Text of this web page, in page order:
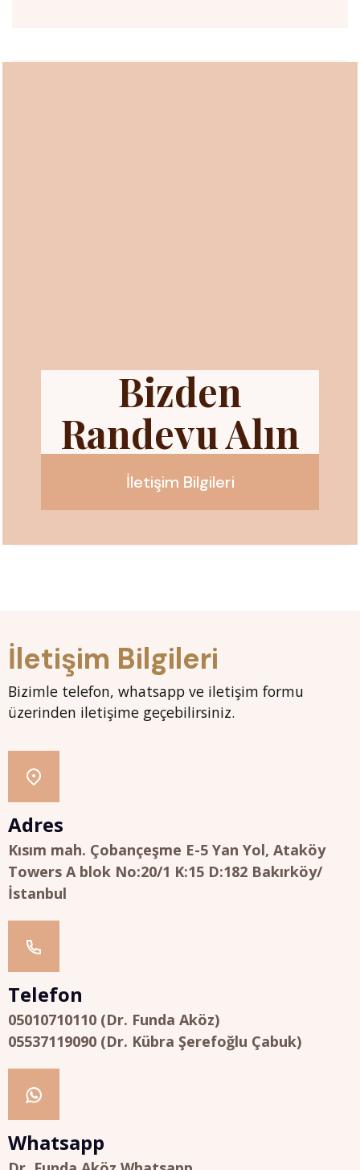
Bizden
Randevu Alın
İletişim Bilgileri
İletişim Bilgileri
Bizimle telefon, whatsapp ve iletişim formu
üzerinden iletişime geçebilirsiniz.
Adres
Kısım mah. Çobançeşme E-5 Yan Yol, Ataköy
Towers A blok No:20/1 K:15 D:182 Bakırköy/
İstanbul
Telefon
05010710110 (Dr. Funda Aköz)
05537119090 (Dr. Kübra Şerefoğlu Çabuk)
Whatsapp